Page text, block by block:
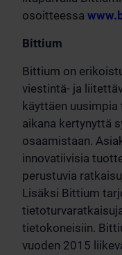
osoitteessa
Bittium
Bittium on
viestintä- ja
käyttäen
aikana kertynyttä
osaamistaan.
innovatiivisia
perustuvia
Lisäksi Bittium
tietokoneisiin.
vuoden 2015